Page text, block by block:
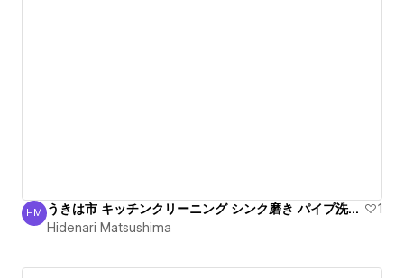
Hidenari Matsushima
HM うきは市 キッチンクリーニング シンク磨き パイプ洗浄信頼
1
Hidenari Matsushima